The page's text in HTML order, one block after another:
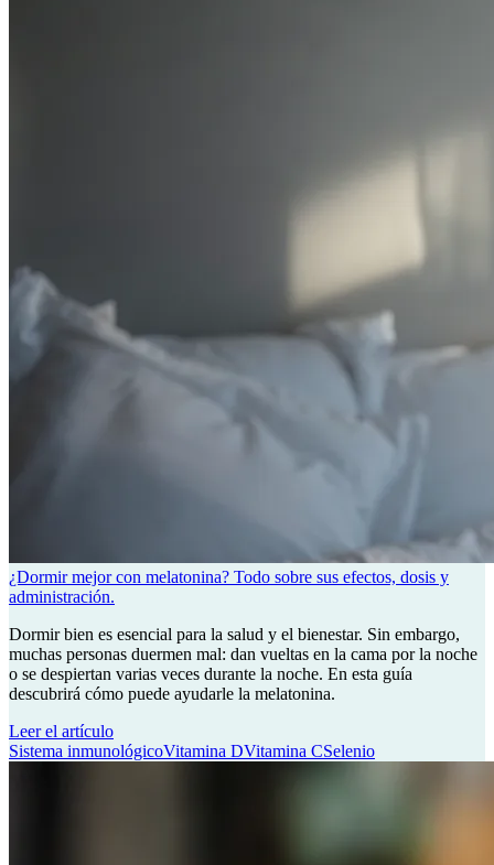
¿Dormir mejor con melatonina? Todo sobre sus efectos, dosis y
administración.
Dormir bien es esencial para la salud y el bienestar. Sin embargo,
muchas personas duermen mal: dan vueltas en la cama por la noche
o se despiertan varias veces durante la noche. En esta guía
descubrirá cómo puede ayudarle la melatonina.
Leer el artículo
Sistema inmunológicoVitamina DVitamina CSelenio